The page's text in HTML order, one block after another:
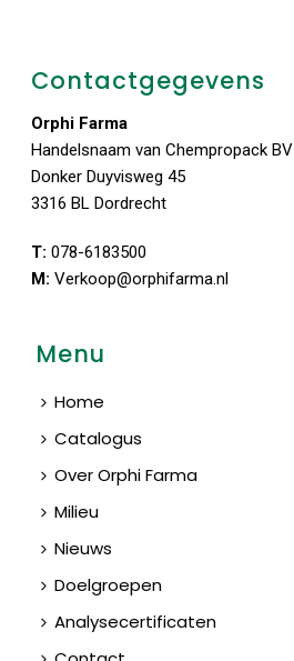
Contactgegevens
Orphi Farma
Handelsnaam van Chempropack BV
Donker Duyvisweg 45
3316 BL Dordrecht
T: 078-6183500
M: Verkoop@orphifarma.nl
Menu
Home
Catalogus
Over Orphi Farma
Milieu
Nieuws
Doelgroepen
Analysecertificaten